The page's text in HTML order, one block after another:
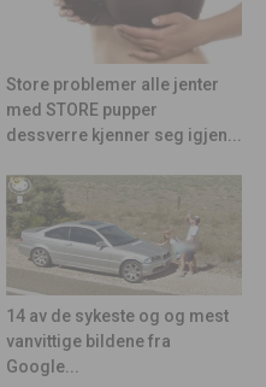
Store problemer alle jenter
med STORE pupper
dessverre kjenner seg igjen...
14 av de sykeste og og mest
vanvittige bildene fra
Google...